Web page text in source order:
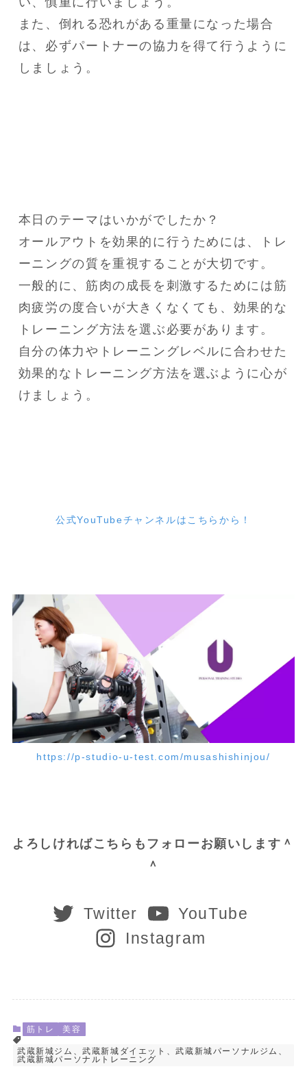
また、倒れる恐れがある重量になった場合
は、必ずパートナーの協力を得て行うように
しましょう。
本日のテーマはいかがでしたか？
オールアウトを効果的に行うためには、トレ
ーニングの質を重視することが大切です。
一般的に、筋肉の成長を刺激するためには筋
肉疲労の度合いが大きくなくても、効果的な
トレーニング方法を選ぶ必要があります。
自分の体力やトレーニングレベルに合わせた
効果的なトレーニング方法を選ぶように心が
けましょう。
公式YouTubeチャンネルはこちらから！
https://p-studio-u-test.com/musashishinjou/
よろしければこちらもフォローお願いします＾
＾
Twitter
YouTube
Instagram
筋トレ 美容
武蔵新城ジム、武蔵新城ダイエット、武蔵新城パーソナルジム、
武蔵新城パーソナルトレーニング